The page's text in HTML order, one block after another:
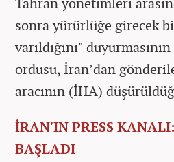
sonra yürürlüğe girecek
varıldığını"
ordusu, İran’dan
aracının (İHA)
İRAN'IN PRESS
BAŞLADI